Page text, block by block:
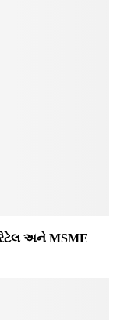
અને MSME